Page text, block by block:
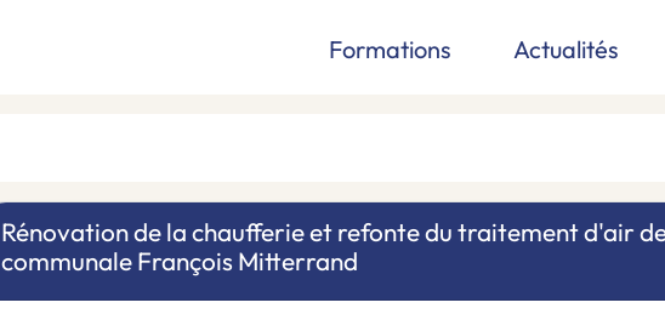
Formations Actualités
Rénovation de la chaufferie et refonte du traitement d'air
communale François Mitterrand